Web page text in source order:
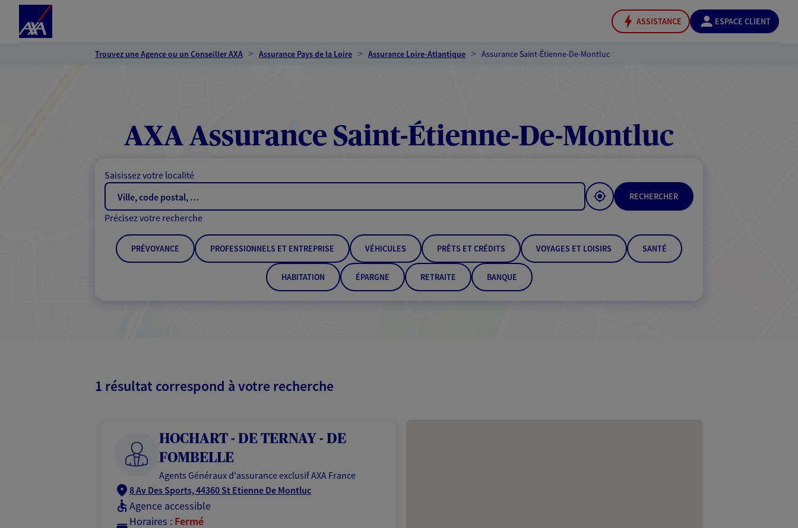
ASSISTANCE ESPACE CLIENT
Trouvez une Agence ou un Conseiller AXA Assurance Pays de la Loire Assurance Loire-Atlantique Assurance Saint-Étienne-De-Montluc
AXA Assurance Saint-Étienne-De-Montluc
Saisissez votre localité
RECHERCHER
Précisez votre recherche
PRÉVOYANCE PROFESSIONNELS ET ENTREPRISE VÉHICULES PRÊTS ET CRÉDITS VOYAGES ET LOISIRS SANTÉ
HABITATION ÉPARGNE RETRAITE BANQUE
1 résultat correspond à votre recherche
HOCHART - DE TERNAY - DE
FOMBELLE
Agents Généraux d'assurance exclusif AXA France
8 Av Des Sports, 44360 St Etienne De Montluc
Agence accessible
Horaires : Fermé